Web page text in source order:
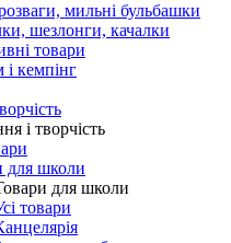
мильні бульбашки
шезлонги, качалки
товари
і кемпінг
і творчість
для школи
для школи
товари